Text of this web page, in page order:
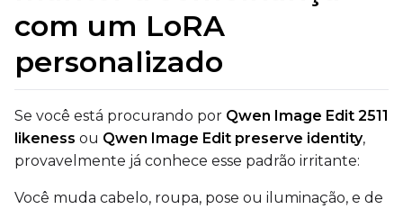
ToggleCompile Model
Compile Model
TARGET
com um LoRA
personalizado
Se você está procurando por Qwen Image Edit 2511
likeness ou Qwen Image Edit preserve identity,
provavelmente já conhece esse padrão irritante:
Você muda cabelo, roupa, pose ou iluminação, e de